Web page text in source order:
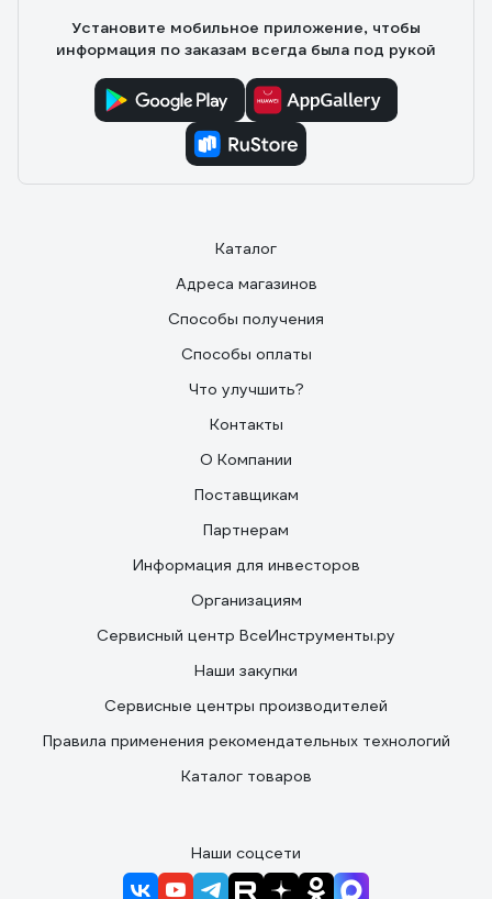
Установите мобильное приложение, чтобы
информация по заказам всегда была под рукой
Каталог
Адреса магазинов
Способы получения
Способы оплаты
Что улучшить?
Контакты
О Компании
Поставщикам
Партнерам
Информация для инвесторов
Организациям
Сервисный центр ВсеИнструменты.ру
Наши закупки
Сервисные центры производителей
Правила применения рекомендательных технологий
Каталог товаров
Наши соцсети